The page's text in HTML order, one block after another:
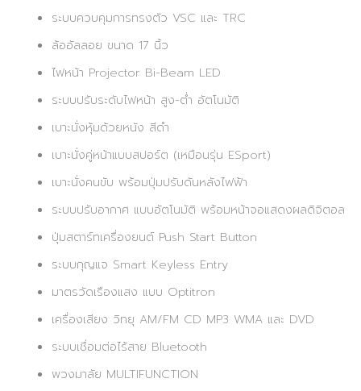
ระบบควบคุมการทรงตัว VSC และ TRC
ล้ออัลลอย ขนาด 17 นิ้ว
ไฟหน้า Projector Bi-Beam LED
ระบบปรับระดับไฟหน้า สูง-ต่ำ อัตโนมัติ
เบาะนั่งหุ้มด้วยหนัง สีดำ
เบาะนั่งคู่หน้าแบบสปอร์ต (เหมือนรุ่น ESport)
เบาะนั่งคนขับ พร้อมปุ่มปรับดันหลังไฟฟ้า
ระบบปรับอากาศ แบบอัตโนมัติ พร้อมหน้าจอแสดงผลดิจิตอล
ปุ่มสตาร์ทเครื่องยนต์ Push Start Button
ระบบกุญแจ Smart Keyless Entry
มาตรวัดเรืองแสง แบบ Optitron
เครื่องเสียง วิทยุ AM/FM CD MP3 WMA และ DVD
ระบบเชื่อมต่อไร้สาย Bluetooth
พวงมาลัย MULTIFUNCTION